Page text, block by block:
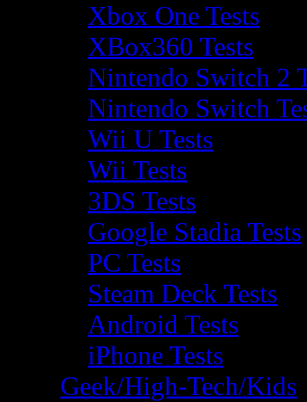
Xbox One Tests
XBox360 Tests
Nintendo Switch 2
Nintendo Switch
Wii U Tests
Wii Tests
3DS Tests
Google Stadia Tests
PC Tests
Steam Deck Tests
Android Tests
iPhone Tests
Geek/High-Tech/Kids